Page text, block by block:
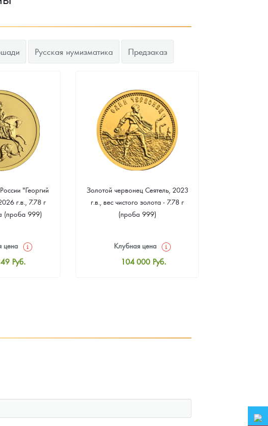
Русская нумизматика Предзаказ
"Георгий
г.в., 7.78 г
(проба 999)
цена
Руб.
Золотой червонец Сеятель, 2023
г.в., вес чистого золота - 7.78 г
(проба 999)
Клубная цена
104 000 Руб.